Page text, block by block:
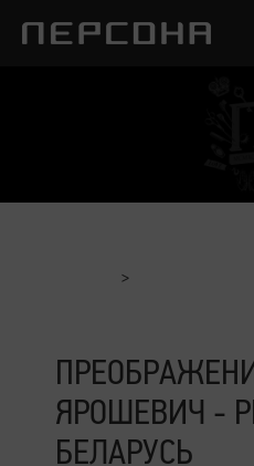
ЯРОШЕВИЧ -
БЕЛАРУСЬ